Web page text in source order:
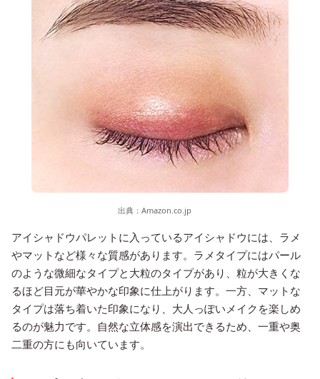
出典： Amazon.co.jp
アイシャドウパレットに入っているアイシャドウには、ラメ
やマットなど様々な質感があります。ラメタイプにはパール
のような微細なタイプと大粒のタイプがあり、粒が大きくな
るほど目元が華やかな印象に仕上がります。一方、マットな
タイプは落ち着いた印象になり、大人っぽいメイクを楽しめ
るのが魅力です。自然な立体感を演出できるため、一重や奥
二重の方にも向いています。